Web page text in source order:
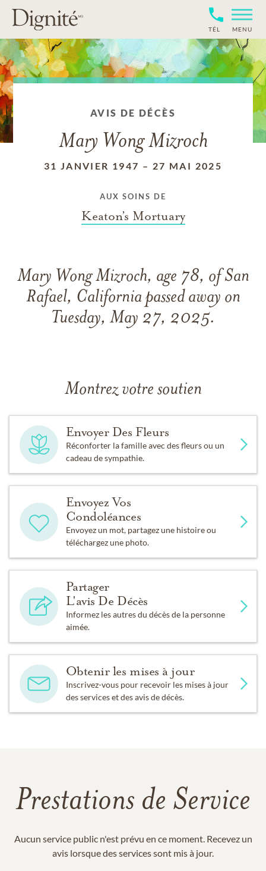
TÉL MENU
AVIS DE DÉCÈS
Mary Wong Mizroch
31 JANVIER 1947 – 27 MAI 2025
AUX SOINS DE
Keaton’s Mortuary
Mary Wong Mizroch, age 78, of San
Rafael, California passed away on
Tuesday, May 27, 2025.
Montrez votre soutien
Envoyer Des Fleurs
Réconforter la famille avec des fleurs ou un
cadeau de sympathie.
Envoyez Vos
Condoléances
Envoyez un mot, partagez une histoire ou
téléchargez une photo.
Partager
L'avis De Décès
Informez les autres du décès de la personne
aimée.
Obtenir les mises à jour
Inscrivez-vous pour recevoir les mises à jour
des services et des avis de décès.
Prestations de Service
Aucun service public n'est prévu en ce moment. Recevez un
avis lorsque des services sont mis à jour.